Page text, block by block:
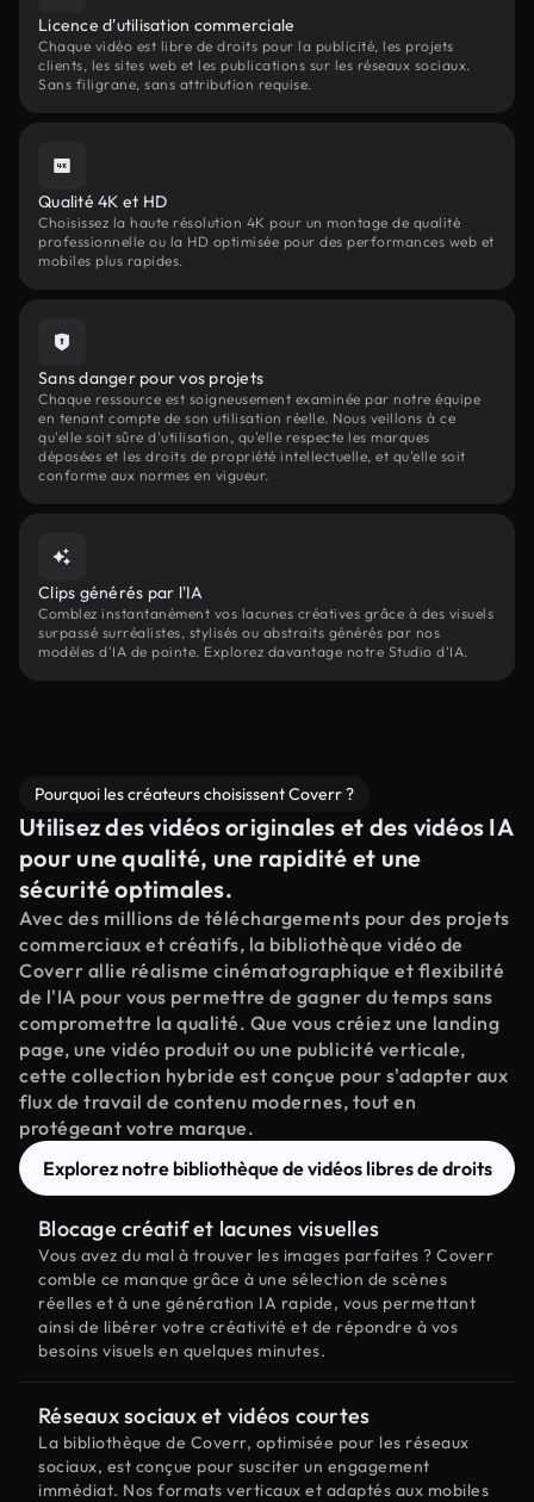
Licence d'utilisation commerciale
Chaque vidéo est libre de droits pour la publicité, les projets
clients, les sites web et les publications sur les réseaux sociaux.
Sans filigrane, sans attribution requise.
Qualité 4K et HD
Choisissez la haute résolution 4K pour un montage de qualité
professionnelle ou la HD optimisée pour des performances web et
mobiles plus rapides.
Sans danger pour vos projets
Chaque ressource est soigneusement examinée par notre équipe
en tenant compte de son utilisation réelle. Nous veillons à ce
qu'elle soit sûre d'utilisation, qu'elle respecte les marques
déposées et les droits de propriété intellectuelle, et qu'elle soit
conforme aux normes en vigueur.
Clips générés par l'IA
Comblez instantanément vos lacunes créatives grâce à des visuels
surpassé surréalistes, stylisés ou abstraits générés par nos
modèles d'IA de pointe. Explorez davantage notre Studio d'IA.
Pourquoi les créateurs choisissent Coverr ?
Utilisez des vidéos originales et des vidéos IA
pour une qualité, une rapidité et une
sécurité optimales.
Avec des millions de téléchargements pour des projets
commerciaux et créatifs, la bibliothèque vidéo de
Coverr allie réalisme cinématographique et flexibilité
de l'IA pour vous permettre de gagner du temps sans
compromettre la qualité. Que vous créiez une landing
page, une vidéo produit ou une publicité verticale,
cette collection hybride est conçue pour s'adapter aux
flux de travail de contenu modernes, tout en
protégeant votre marque.
Explorez notre bibliothèque de vidéos libres de droits
Blocage créatif et lacunes visuelles
Vous avez du mal à trouver les images parfaites ? Coverr
comble ce manque grâce à une sélection de scènes
réelles et à une génération IA rapide, vous permettant
ainsi de libérer votre créativité et de répondre à vos
besoins visuels en quelques minutes.
Réseaux sociaux et vidéos courtes
La bibliothèque de Coverr, optimisée pour les réseaux
sociaux, est conçue pour susciter un engagement
immédiat. Nos formats verticaux et adaptés aux mobiles